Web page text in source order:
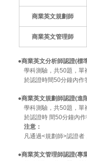
商業英文規劃師
商業英文管理師
●商業英文分析師認證(標
學科測驗，共50題，單
於認證時間50分鐘內作
●商業英文規劃師認證(進
學科測驗，共50題，單
於認證時 間50分鐘內作
注意：
凡通過<規劃師>認證者
●商業英文管理師認證(專